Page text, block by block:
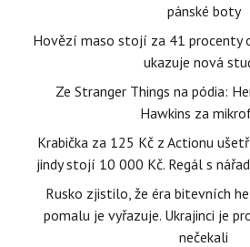
pánské boty
Hovězí maso stojí za 41 procenty
ukazuje nová
Ze Stranger Things na pódia:
Hawkins za
Krabička za 125 Kč z Actionu
jindy stojí 10 000 Kč. Regál s
Rusko zjistilo, že éra bitevních
pomalu je vyřazuje. Ukrajinci je
nečekali